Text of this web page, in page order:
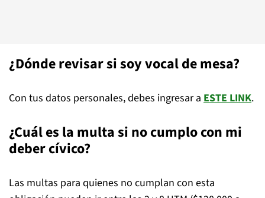
¿Dónde revisar si soy vocal de mesa?
Con tus datos personales, debes ingresar a ESTE LINK.
¿Cuál es la multa si no cumplo con mi
deber cívico?
Las multas para quienes no cumplan con esta